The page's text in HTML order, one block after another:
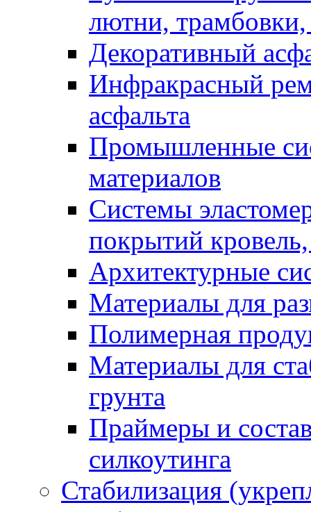
лютни, трамбовки,
Декоративный
Инфракрасный
асфальта
Промышленные
материалов
Системы
покрытий
Архитектурные
Материалы для
Полимерная
Материалы для
грунта
Праймеры и
силкоутинга
Стабилизация